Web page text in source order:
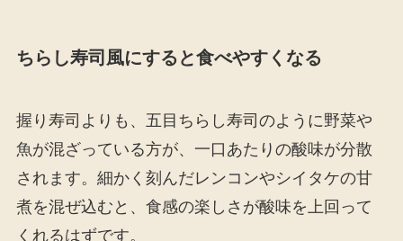
ちらし寿司風にすると食べやすくなる
握り寿司よりも、五目ちらし寿司のように野菜や
魚が混ざっている方が、一口あたりの酸味が分散
されます。細かく刻んだレンコンやシイタケの甘
煮を混ぜ込むと、食感の楽しさが酸味を上回って
くれるはずです。